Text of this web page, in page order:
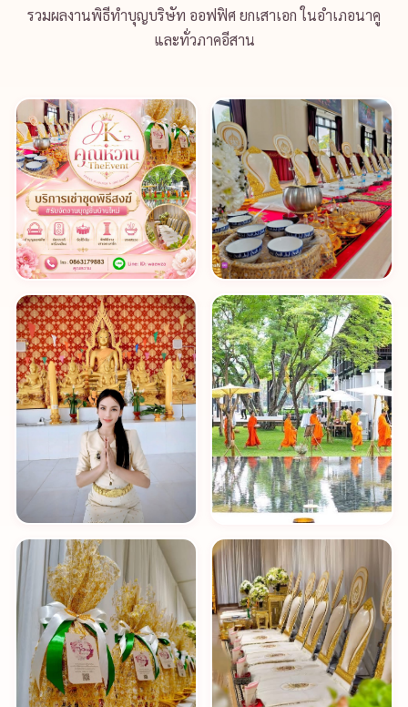
รวมผลงานพิธีทำบุญบริษัท ออฟฟิศ ยกเสาเอก ในอำเภอนาคู
และทั่วภาคอีสาน